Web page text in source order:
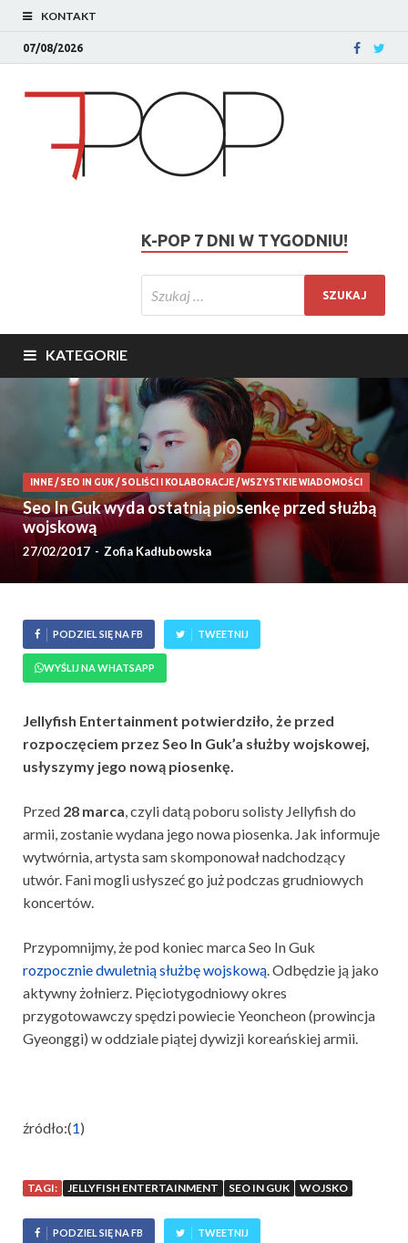
KONTAKT
07/08/2026
K-POP 7 DNI W TYGODNIU!
KATEGORIE
INNE/SEO IN GUK/SOLIŚCI I KOLABORACJE/WSZYSTKIE WIADOMOŚCI
Seo In Guk wyda ostatnią piosenkę przed służbą
wojskową
27/02/2017 - Zofia Kadłubowska
PODZIEL SIĘ NA FB TWEETNIJ
WYŚLIJ NA WHATSAPP
Jellyfish Entertainment potwierdziło, że przed
rozpoczęciem przez Seo In Guk’a służby wojskowej,
usłyszymy jego nową piosenkę.
Przed 28 marca, czyli datą poboru solisty Jellyfish do
armii, zostanie wydana jego nowa piosenka. Jak informuje
wytwórnia, artysta sam skomponował nadchodzący
utwór. Fani mogli usłyszeć go już podczas grudniowych
koncertów.
Przypomnijmy, że pod koniec marca Seo In Guk
rozpocznie dwuletnią służbę wojskową. Odbędzie ją jako
aktywny żołnierz. Pięciotygodniowy okres
przygotowawczy spędzi powiecie Yeoncheon (prowincja
Gyeonggi) w oddziale piątej dywizji koreańskiej armii.
źródło:(1)
TAGI: JELLYFISH ENTERTAINMENT SEO IN GUK WOJSKO
PODZIEL SIĘ NA FB TWEETNIJ